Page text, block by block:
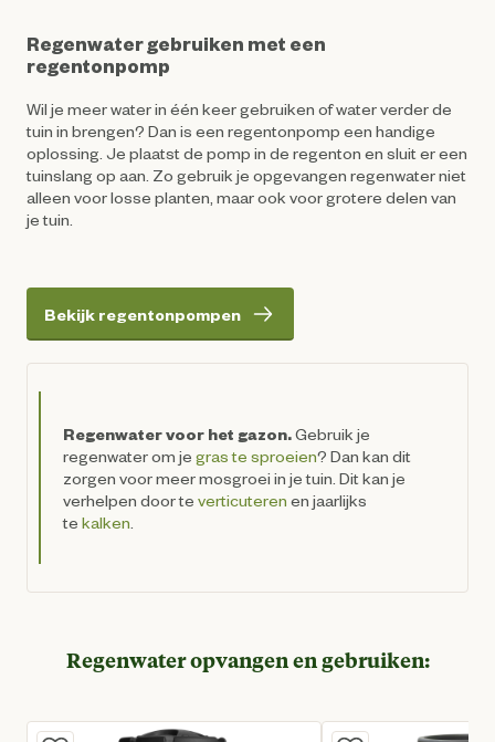
Regenwater gebruiken met een
regentonpomp
Wil je meer water in één keer gebruiken of water verder de
tuin in brengen? Dan is een regentonpomp een handige
oplossing. Je plaatst de pomp in de regenton en sluit er een
tuinslang op aan. Zo gebruik je opgevangen regenwater niet
alleen voor losse planten, maar ook voor grotere delen van
je tuin.
Bekijk regentonpompen
Regenwater voor het gazon.Gebruik je
regenwater om je gras te sproeien? Dan kan dit
zorgen voor meer mosgroei in je tuin. Dit kan je
verhelpen door te verticuteren en jaarlijks
te kalken
Regenwater opvangen en gebruiken: